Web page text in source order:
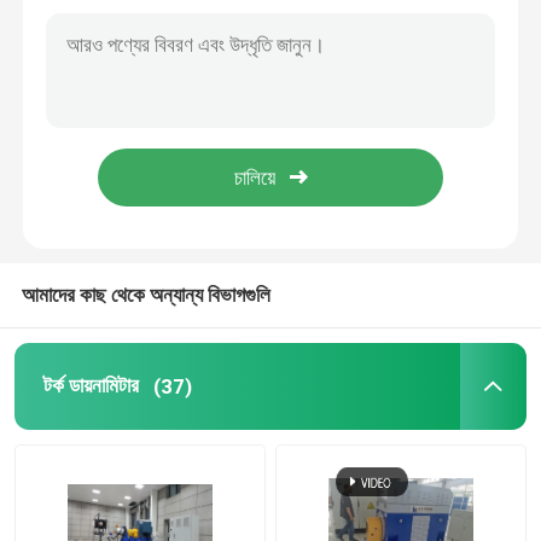
ইঞ্জিন টেস্ট ডায়নামিটার
এসি ডায়নোমিটার
গতিশীল পরীক্ষা বেঞ্চ
ডিজিটাল টর্ক মিটার
আমাদের কাছ থেকে অন্যান্য বিভাগগুলি
টর্ক ডায়নামিটার (37)